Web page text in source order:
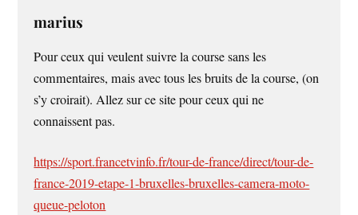
marius
Pour ceux qui veulent suivre la course sans les
commentaires, mais avec tous les bruits de la course, (on
s’y croirait). Allez sur ce site pour ceux qui ne
connaissent pas.
https://sport.francetvinfo.fr/tour-de-france/direct/tour-de-
france-2019-etape-1-bruxelles-bruxelles-camera-moto-
queue-peloton